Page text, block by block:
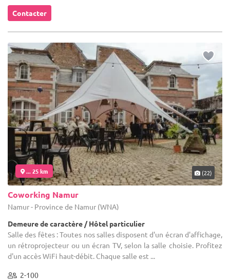
Contacter
... 25 km (22)
Coworking Namur
Namur - Province de Namur (WNA)
Demeure de caractère / Hôtel particulier
Salle des fêtes : Toutes nos salles disposent d'un écran d'affichage,
un rétroprojecteur ou un écran TV, selon la salle choisie. Profitez
d'un accès WiFi haut-débit. Chaque salle est ...
2-100